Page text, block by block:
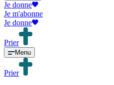
Je donne
Je m'abonne
Je donne
Prier
Menu
Prier